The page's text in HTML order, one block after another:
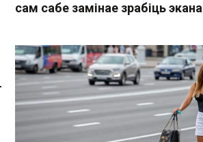
Спасылка без VPN
сам сабе замінае зрабіць